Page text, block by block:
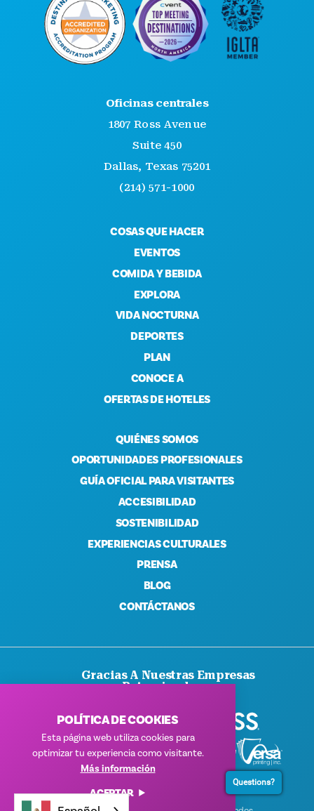
Oficinas centrales
1807 Ross Avenue
Suite 450
Dallas, Texas 75201
(214) 571-1000
COSAS QUE HACER
EVENTOS
COMIDA Y BEBIDA
EXPLORA
VIDA NOCTURNA
DEPORTES
PLAN
CONOCE A
OFERTAS DE HOTELES
QUIÉNES SOMOS
OPORTUNIDADES PROFESIONALES
GUÍA OFICIAL PARA VISITANTES
ACCESIBILIDAD
SOSTENIBILIDAD
EXPERIENCIAS CULTURALES
PRENSA
BLOG
CONTÁCTANOS
Gracias A Nuestras Empresas
Patrocinadoras
POLÍTICA DE COOKIES
Esta página web utiliza cookies para
optimizar tu experiencia como visitante.
Más información
ACEPTAR
Questions?